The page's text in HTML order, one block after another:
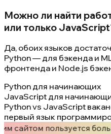
Можно ли найти
или только
Да, обоих языков
Python — для бэкенда и
фронтенда и Node.js
Python для начинающих
JavaScript для
Python vs JavaScript
первый язык
сайтом пользуется